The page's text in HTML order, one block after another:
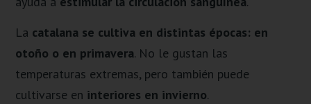
La catalana se cultiva en distintas épocas: en
otoño o en primavera. No le gustan las
temperaturas extremas, pero también puede
cultivarse en interiores en invierno.